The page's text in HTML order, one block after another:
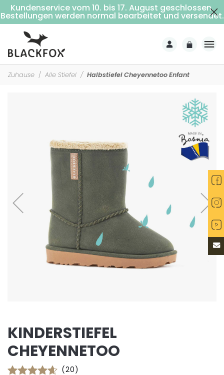
Kostenlose Lieferung ab 69€ Einkaufswert (Nach Hause mit Unterschrift)
Zuhause Alle Stiefel Halbstiefel Cheyennetoo Enfant
KINDERSTIEFEL
CHEYENNETOO
(20)
Kundenservice vom 10. bis 17. August geschlossen.
Bestellungen werden normal bearbeitet und versendet.